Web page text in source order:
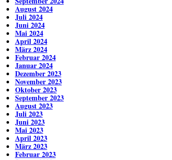
August 2024
Juli 2024
Juni 2024
Mai 2024
April 2024
März 2024
Februar 2024
Januar 2024
Dezember 2023
November 2023
Oktober 2023
September 2023
August 2023
Juli 2023
Juni 2023
Mai 2023
April 2023
März 2023
Februar 2023